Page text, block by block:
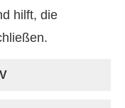
hilft, die